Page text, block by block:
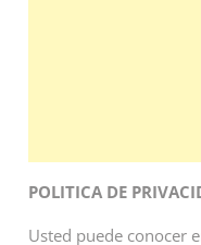
POLITICA DE
Usted puede conocer